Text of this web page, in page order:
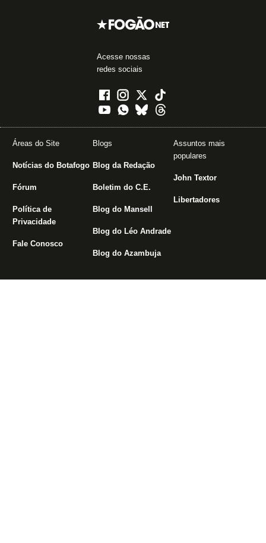
Acesse nossas
redes sociais
Áreas do Site
Notícias do Botafogo
Fórum
Política de
Privacidade
Fale Conosco
Blogs
Blog da Redação
Boletim do C.E.
Blog do Mansell
Blog do Léo Andrade
Blog do Azambuja
Assuntos mais
populares
John Textor
Libertadores